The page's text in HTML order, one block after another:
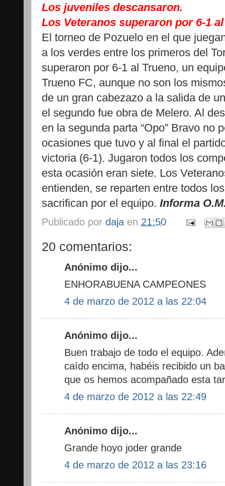
Los juveniles descansaron.
Los Veteranos superaron por 6-1
El torneo de Pozuelo en el que
a los verdes entre los primeros del
superaron por 6-1 al Trueno, un
Trueno FC, aunque no son los
de un gran cabezazo a la salida de
el segundo fue obra de Melero. Al
en la segunda parta “Opo” Bravo no
ocasiones que tuvo y al final el
victoria (6-1). Jugaron todos los
esta ocasión eran siete. Los
entienden, se reparten entre todos
sacrifican por el equipo. Informa
Publicado por daja en 21:50
20 comentarios:
Anónimo dijo...
ENHORABUENA CAMPEONES
4 de marzo de 2012 a las 22:04
Anónimo dijo...
Buen trabajo de todo el equipo.
caído encima, habéis recibido un
que os hemos acompañado esta
4 de marzo de 2012 a las 22:49
Anónimo dijo...
Grande hoyo joder grande
4 de marzo de 2012 a las 23:16